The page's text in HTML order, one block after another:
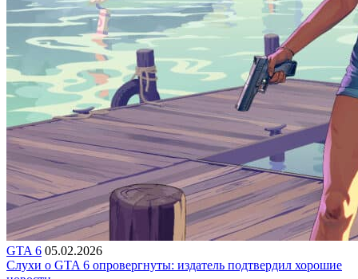
GTA 6 05.02.2026
Слухи о GTA 6 опровергнуты: издатель подтвердил хорошие